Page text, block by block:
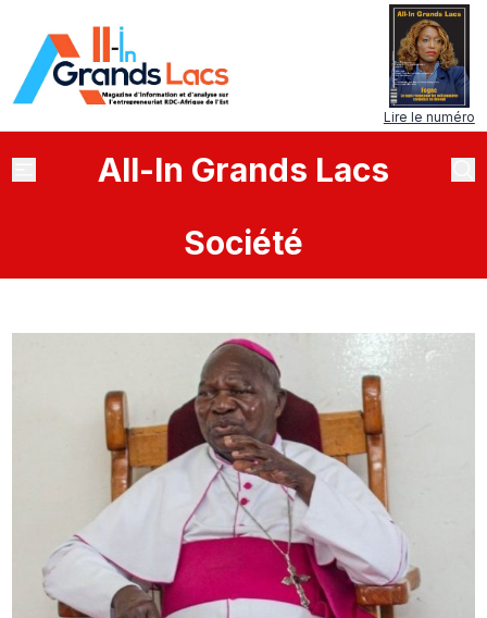
Lire le numéro
All-In Grands Lacs
Société